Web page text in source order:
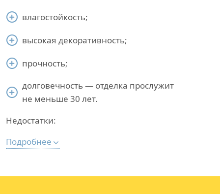
влагостойкость;
высокая декоративность;
прочность;
долговечность — отделка прослужит
не меньше 30 лет.
Недостатки:
Подробнее